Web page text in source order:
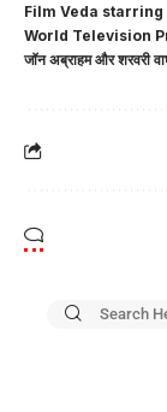
Film Veda
World Television
जॉन अब्राहम और शरवरी